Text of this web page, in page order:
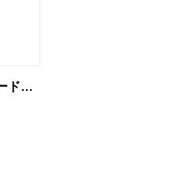
ルミエール ジンジャーシードル（6本セット）